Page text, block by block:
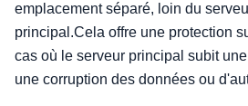
emplacement séparé, loin du
principal.Cela offre une protection
cas où le serveur principal subit
une corruption des données ou